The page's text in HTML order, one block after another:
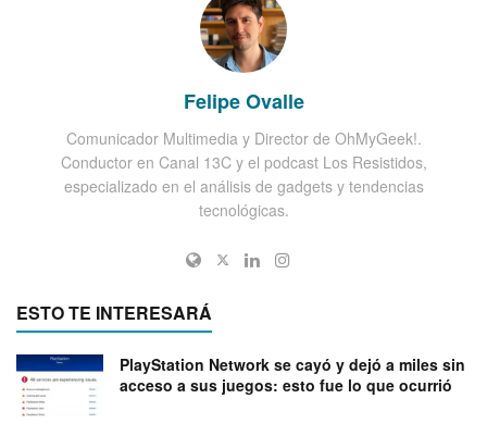
Felipe Ovalle
Comunicador Multimedia y Director de OhMyGeek!.
Conductor en Canal 13C y el podcast Los Resistidos,
especializado en el análisis de gadgets y tendencias
tecnológicas.
ESTO TE INTERESARÁ
PlayStation Network se cayó y dejó a miles sin
acceso a sus juegos: esto fue lo que ocurrió